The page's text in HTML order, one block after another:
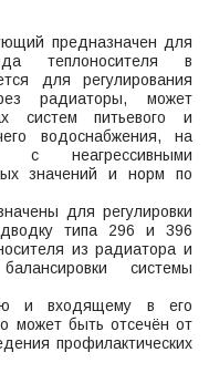
предназначен для
теплоносителя в
для регулирования
радиаторы, может
систем питьевого и
водоснабжения, на
с неагрессивными
значений и норм по
для регулировки
типа 296 и 396
из радиатора и
системы
и входящему в его
может быть отсечён от
профилактических